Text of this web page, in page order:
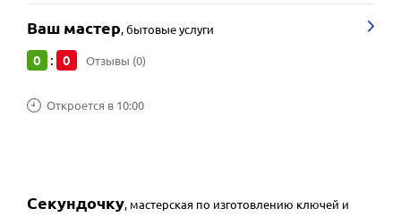
Ваш мастер,бытовые услуги
0 : 0 Отзывы (0)
Откроется в 10:00
Секундочку, мастерская по изготовлению ключей и